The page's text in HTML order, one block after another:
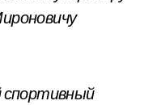
спортивный